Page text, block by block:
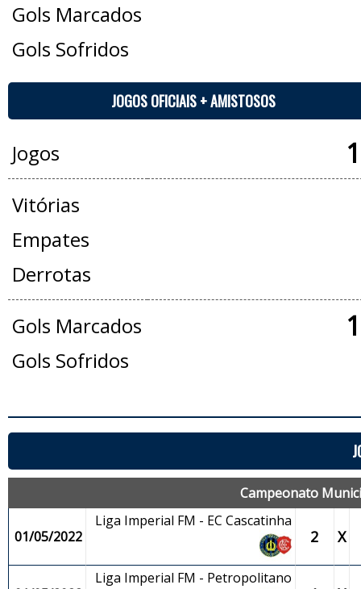
Gols Marcados
Gols Sofridos
JOGOS OFICIAIS + AMISTOSOS
Jogos
Vitórias
Empates
Derrotas
Gols Marcados
Gols Sofridos
Campeonato
01/05/2022
Liga Imperial FM - EC Cascatinha
2 X
Liga Imperial FM - Petropolitano